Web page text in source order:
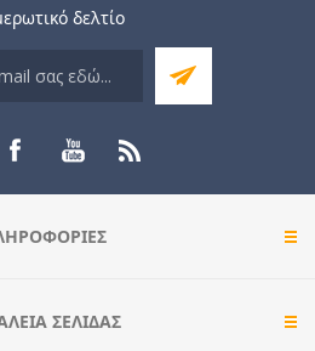
δελτίο
ΣΕΛΊΔΑΣ